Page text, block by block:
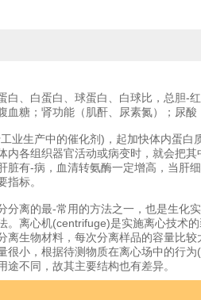
白、白蛋白、球蛋白、白球比，总胆-
糖；肾功能（肌酐、尿素氮）；尿酸
业生产中的催化剂)，起加快体内蛋
各组织器官活动或病变时，就会把
脏有-病，血清转氨酶一定增高，当肝
指标。
分离的最-常用的方法之一，也是生化
。离心机(centrifuge)是实施离心技术
离生物材料，每次分离样品的容量比
很小，根据待测物质在离心场中的行
不同，故其主要结构也有差异。
不同物质由于其分子结构不同，对不